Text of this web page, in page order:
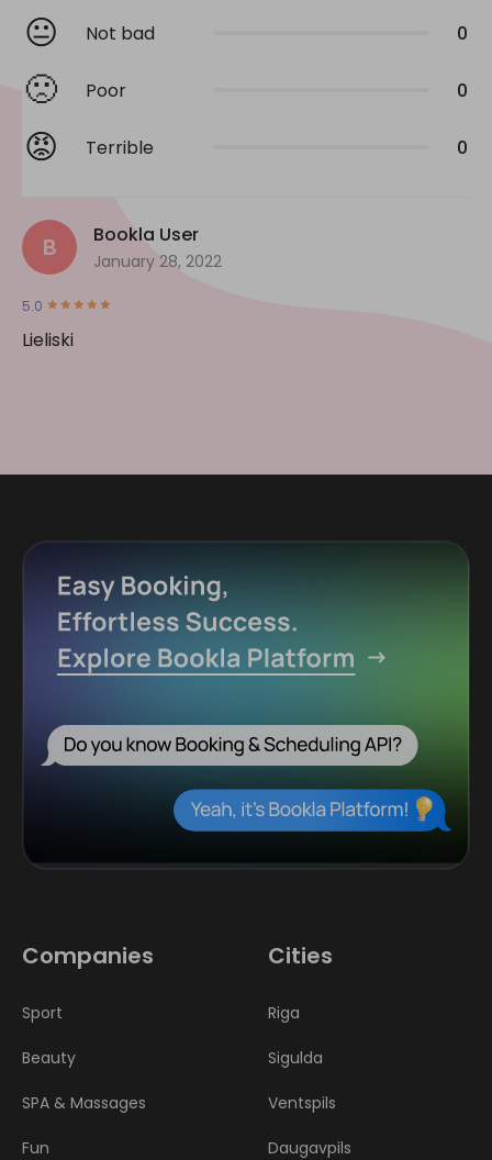
😐 Not bad 0
🙁 Poor 0
😡 Terrible 0
B Bookla User
January 28, 2022
5.0
Lieliski
Companies
Sport
Beauty
SPA & Massages
Fun
Cities
Riga
Sigulda
Ventspils
Daugavpils